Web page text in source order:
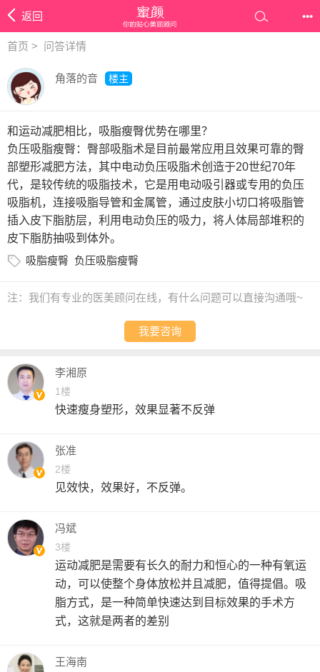
返回 •••
首页 > 问答详情
角落的音 楼主
和运动减肥相比，吸脂瘦臀优势在哪里？
负压吸脂瘦臀：臀部吸脂术是目前最常应用且效果可靠的臀
部塑形减肥方法，其中电动负压吸脂术创造于20世纪70年
代，是较传统的吸脂技术，它是用电动吸引器或专用的负压
吸脂机，连接吸脂导管和金属管，通过皮肤小切口将吸脂管
插入皮下脂肪层，利用电动负压的吸力，将人体局部堆积的
皮下脂肪抽吸到体外。
吸脂瘦臀 负压吸脂瘦臀
注：我们有专业的医美顾问在线，有什么问题可以直接沟通哦~
我要咨询
李湘原
1楼
快速瘦身塑形，效果显著不反弹
张准
2楼
见效快，效果好，不反弹。
冯斌
3楼
运动减肥是需要有长久的耐力和恒心的一种有氧运
动，可以使整个身体放松并且减肥，值得提倡。吸
脂方式，是一种简单快速达到目标效果的手术方
式，这就是两者的差别
王海南